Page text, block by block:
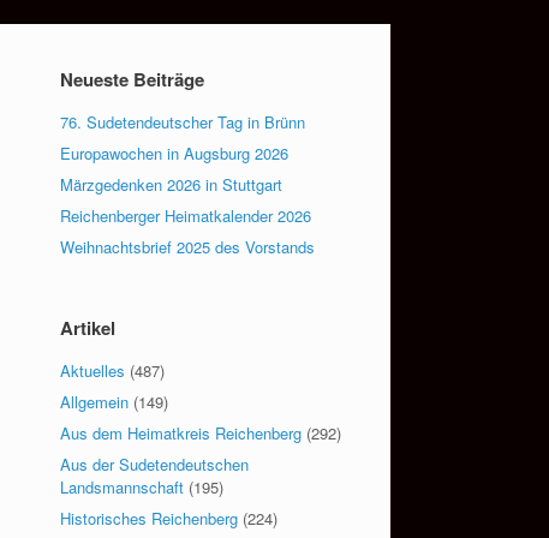
Neueste Beiträge
76. Sudetendeutscher Tag in Brünn
Europawochen in Augsburg 2026
Märzgedenken 2026 in Stuttgart
Reichenberger Heimatkalender 2026
Weihnachtsbrief 2025 des Vorstands
Artikel
Aktuelles (487)
Allgemein (149)
Aus dem Heimatkreis Reichenberg (292)
Aus der Sudetendeutschen
Landsmannschaft (195)
Historisches Reichenberg (224)